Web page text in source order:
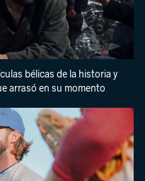
bélicas de la historia y
arrasó en su momento